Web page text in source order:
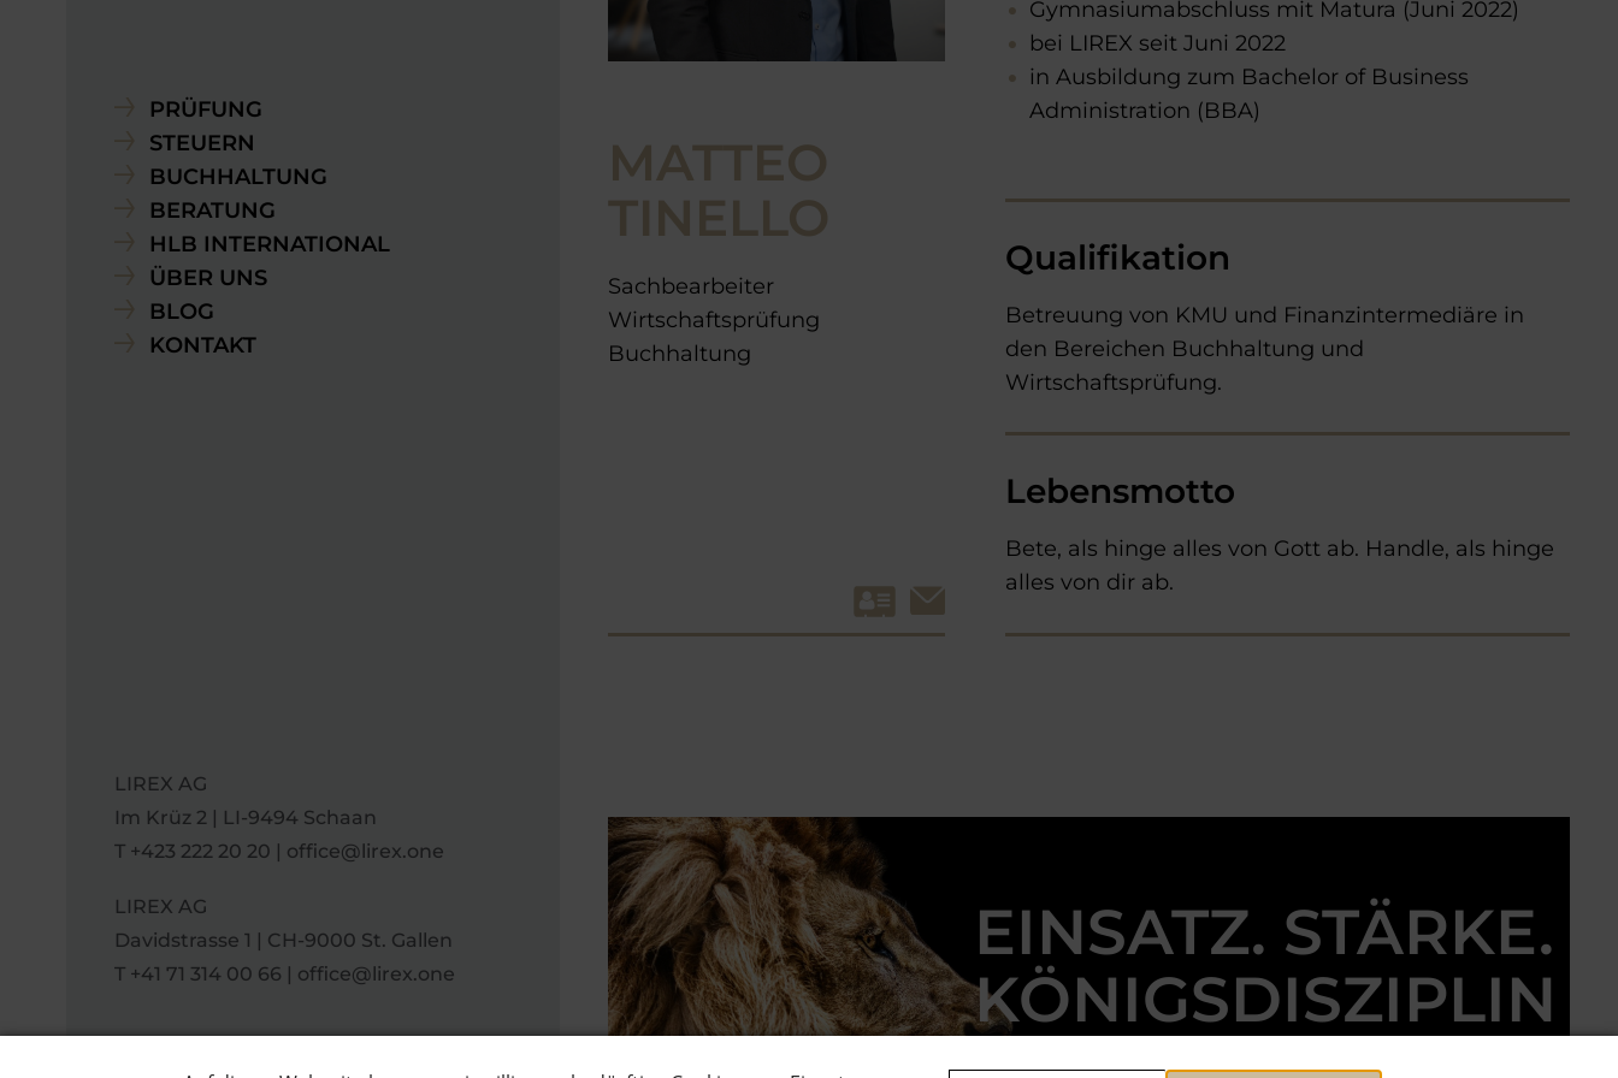
MATTEO
TINELLO
Sachbearbeiter
Wirtschaftsprüfung
Buchhaltung
Gymnasiumabschluss mit Matura (Juni 2022)
bei LIREX seit Juni 2022
in Ausbildung zum Bachelor of Business
Administration (BBA)
Qualifikation
Betreuung von KMU und Finanzintermediäre in
den Bereichen Buchhaltung und
Wirtschaftsprüfung.
Lebensmotto
Bete, als hinge alles von Gott ab. Handle, als hinge
alles von dir ab.
EINSATZ. STÄRKE.
KÖNIGSDISZIPLIN
PRÜFUNG
STEUERN
BUCHHALTUNG
BERATUNG
HLB INTERNATIONAL
ÜBER UNS
BLOG
KONTAKT
LIREX AG
Im Krüz 2 | LI-9494 Schaan
T +423 222 20 20 | office@lirex.one
LIREX AG
Davidstrasse 1 | CH-9000 St. Gallen
T +41 71 314 00 66 | office@lirex.one